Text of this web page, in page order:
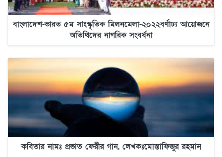
বাংলাদেশ-ভারত ৫ম সাংস্কৃতিক মিলনমেলা-২০২২বর্ণাঢ্য আয়োজনে
অতিথিদের নাগরিক সংবর্ধনা
কবিতার নামঃ প্রভাত ফেরীর গান, লেখকঃমোস্তাফিজুর রহমান